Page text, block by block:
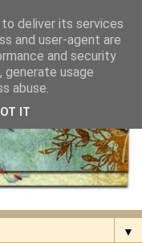
▼
deliver its services
and user-agent are
and security
usage
abuse.
IT